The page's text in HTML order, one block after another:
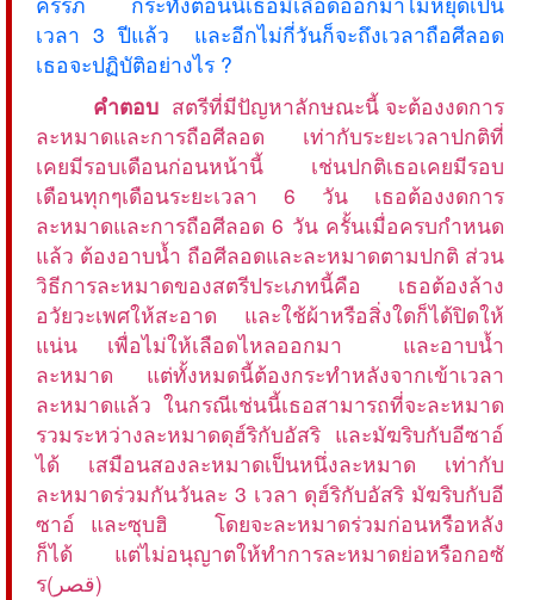
เวลา 3 ปีแล้ว และอีกไม่กี่วันก็จะถึงเวลาถือศีลอด
เธอจะปฏิบัติอย่างไร ?
คำตอบ สตรีที่มีปัญหาลักษณะนี้ จะต้องงดการ
ละหมาดและการถือศีลอด เท่ากับระยะเวลาปกติที่
เคยมีรอบเดือนก่อนหน้านี้ เช่นปกติเธอเคยมีรอบ
เดือนทุกๆเดือนระยะเวลา 6 วัน เธอต้องงดการ
ละหมาดและการถือศีลอด 6 วัน ครั้นเมื่อครบกำหนด
แล้ว ต้องอาบน้ำ ถือศีลอดและละหมาดตามปกติ ส่วน
วิธีการละหมาดของสตรีประเภทนี้คือ เธอต้องล้าง
อวัยวะเพศให้สะอาด และใช้ผ้าหรือสิ่งใดก็ได้ปิดให้
แน่น เพื่อไม่ให้เลือดไหลออกมา และอาบน้ำ
ละหมาด แต่ทั้งหมดนี้ต้องกระทำหลังจากเข้าเวลา
ละหมาดแล้ว ในกรณีเช่นนี้เธอสามารถที่จะละหมาด
รวมระหว่างละหมาดดุฮ์ริกับอัสริ และมัฆริบกับอีซาอ์
ได้ เสมือนสองละหมาดเป็นหนึ่งละหมาด เท่ากับ
ละหมาดร่วมกันวันละ 3 เวลา ดุฮ์ริกับอัสริ มัฆริบกับอี
ซาอ์ และซุบฮิ โดยจะละหมาดร่วมก่อนหรือหลัง
ก็ได้ แต่ไม่อนุญาตให้ทำการละหมาดย่อหรือกอซั
ร(قصر)